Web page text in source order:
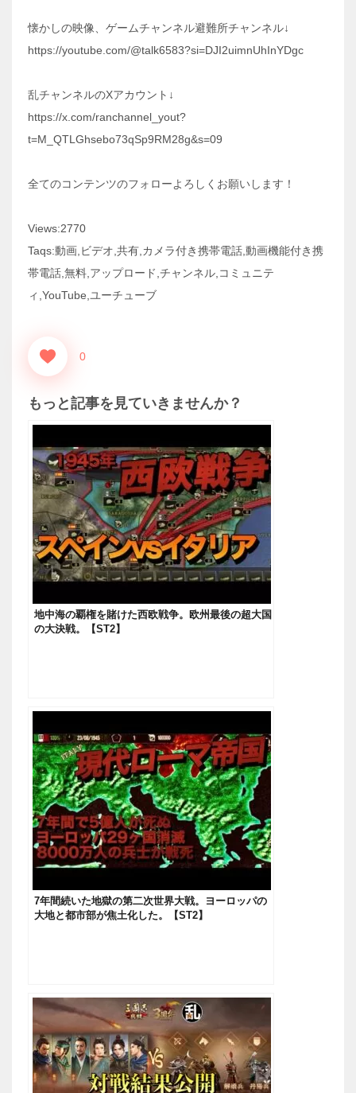
懐かしの映像、ゲームチャンネル避難所チャンネル↓
https://youtube.com/@talk6583?si=DJI2uimnUhInYDgc
乱チャンネルのXアカウント↓
https://x.com/ranchannel_yout?
t=M_QTLGhsebo73qSp9RM28g&s=09
全てのコンテンツのフォローよろしくお願いします！
Views:2770
Taqs:動画,ビデオ,共有,カメラ付き携帯電話,動画機能付き携
帯電話,無料,アップロード,チャンネル,コミュニテ
ィ,YouTube,ユーチューブ
0
もっと記事を見ていきませんか？
地中海の覇権を賭けた西欧戦争。欧州最後の超大国
の大決戦。【ST2】
7年間続いた地獄の第二次世界大戦。ヨーロッパの
大地と都市部が焦土化した。【ST2】